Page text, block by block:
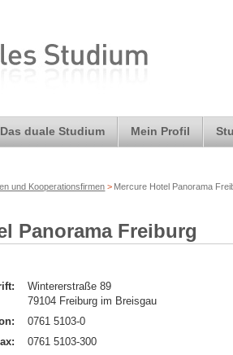
Das duale Studium Mein Profil
und Kooperationsfirmen > Mercure Hotel Panorama
Panorama Freiburg
Wintererstraße 89
79104 Freiburg im Breisgau
0761 5103-0
0761 5103-300